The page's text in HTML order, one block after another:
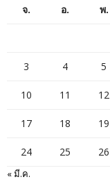
จ. อ. พ.
3 4 5
10 11 12
17 18 19
24 25 26
« มี.ค.